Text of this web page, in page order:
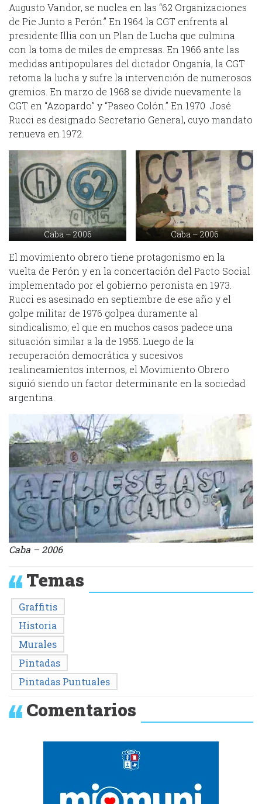
Augusto Vandor, se nuclea en las “62 Organizaciones
de Pie Junto a Perón.” En 1964 la CGT enfrenta al
presidente Illia con un Plan de Lucha que culmina
con la toma de miles de empresas. En 1966 ante las
medidas antipopulares del dictador Onganía, la CGT
retoma la lucha y sufre la intervención de numerosos
gremios. En marzo de 1968 se divide nuevamente la
CGT en “Azopardo” y “Paseo Colón.” En 1970 José
Rucci es designado Secretario General, cuyo mandato
renueva en 1972.
Caba – 2006 Caba – 2006
El movimiento obrero tiene protagonismo en la
vuelta de Perón y en la concertación del Pacto Social
implementado por el gobierno peronista en 1973.
Rucci es asesinado en septiembre de ese año y el
golpe militar de 1976 golpea duramente al
sindicalismo; el que en muchos casos padece una
situación similar a la de 1955. Luego de la
recuperación democrática y sucesivos
realineamientos internos, el Movimiento Obrero
siguió siendo un factor determinante en la sociedad
argentina.
Caba – 2006
Temas
Graffitis
Historia
Murales
Pintadas
Pintadas Puntuales
Comentarios